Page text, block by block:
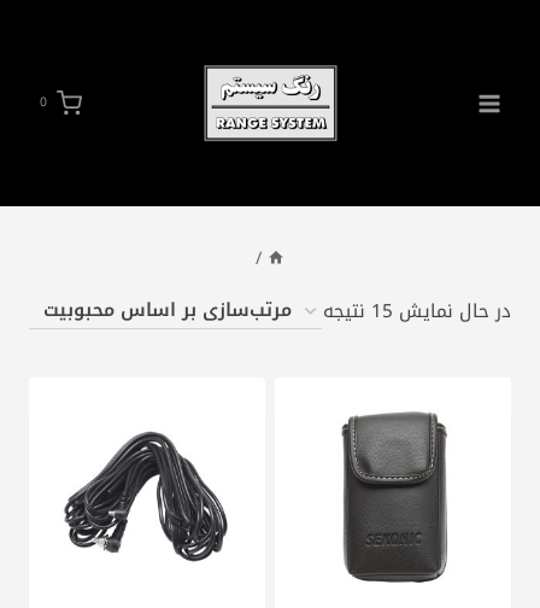
0
/
در حال نمایش 15 نتیجه
مرتب‌سازی